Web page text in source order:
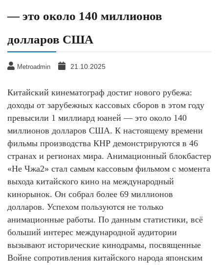
— это около 140 миллионов
долларов США
Metroadmin 21.10.2025
Китайский кинематограф достиг нового рубежа:
доходы от зарубежных кассовых сборов в этом году
превысили 1 миллиард юаней — это около 140
миллионов долларов США. К настоящему времени
фильмы производства КНР демонстрируются в 46
странах и регионах мира. Анимационный блокбастер
«Не Чжа2» стал самым кассовым фильмом с момента
выхода китайского кино на международный
кинорынок. Он собрал более 69 миллионов
долларов. Успехом пользуются не только
анимационные работы. По данным статистики, всё
больший интерес международной аудитории
вызывают исторические кинодрамы, посвященные
Войне сопротивления китайского народа японским